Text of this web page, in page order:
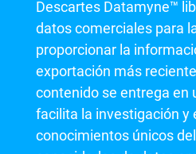
Descartes Datamyne™
datos comerciales para
proporcionar la
exportación más
contenido se entrega en
facilita la investigación y
conocimientos únicos